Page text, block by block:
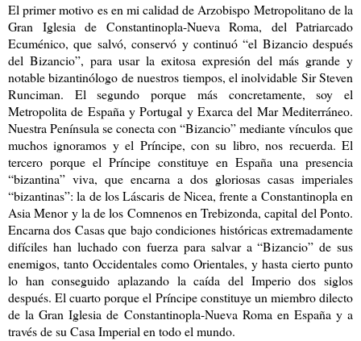
El primer motivo es en mi calidad de Arzobispo Metropolitano de la
Gran Iglesia de Constantinopla-Nueva Roma, del Patriarcado
Ecuménico, que salvó, conservó y continuó “el Bizancio después
del Bizancio”, para usar la exitosa expresión del más grande y
notable bizantinólogo de nuestros tiempos, el inolvidable Sir Steven
Runciman. El segundo porque más concretamente, soy el
Metropolita de España y Portugal y Exarca del Mar Mediterráneo.
Nuestra Península se conecta con “Bizancio” mediante vínculos que
muchos ignoramos y el Príncipe, con su libro, nos recuerda. El
tercero porque el Príncipe constituye en España una presencia
“bizantina” viva, que encarna a dos gloriosas casas imperiales
“bizantinas”: la de los Láscaris de Nicea, frente a Constantinopla en
Asia Menor y la de los Comnenos en Trebizonda, capital del Ponto.
Encarna dos Casas que bajo condiciones históricas extremadamente
difíciles han luchado con fuerza para salvar a “Bizancio” de sus
enemigos, tanto Occidentales como Orientales, y hasta cierto punto
lo han conseguido aplazando la caída del Imperio dos siglos
después. El cuarto porque el Príncipe constituye un miembro dilecto
de la Gran Iglesia de Constantinopla-Nueva Roma en España y a
través de su Casa Imperial en todo el mundo.